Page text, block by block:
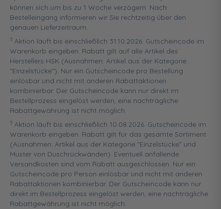
können sich um bis zu 1 Woche verzögern. Nach
Bestelleingang informieren wir Sie rechtzeitig über den
genauen Lieferzeitraum.
3 Aktion läuft bis einschließlich 31.10.2026. Gutscheincode im
Warenkorb eingeben. Rabatt gilt auf alle Artikel des
Herstellers HSK (Ausnahmen: Artikel aus der Kategorie
"Einzelstücke"). Nur ein Gutscheincode pro Bestellung
einlösbar und nicht mit anderen Rabattaktionen
kombinierbar. Der Gutscheincode kann nur direkt im
Bestellprozess eingelöst werden, eine nachträgliche
Rabattgewährung ist nicht möglich.
5 Aktion läuft bis einschließlich 10.08.2026. Gutscheincode im
Warenkorb eingeben. Rabatt gilt für das gesamte Sortiment
(Ausnahmen: Artikel aus der Kategorie "Einzelstücke" und
Muster von Duschrückwänden). Eventuell anfallende
Versandkosten sind vom Rabatt ausgeschlossen. Nur ein
Gutscheincode pro Person einlösbar und nicht mit anderen
Rabattaktionen kombinierbar. Der Gutscheincode kann nur
direkt im Bestellprozess eingelöst werden, eine nachträgliche
Rabattgewährung ist nicht möglich.